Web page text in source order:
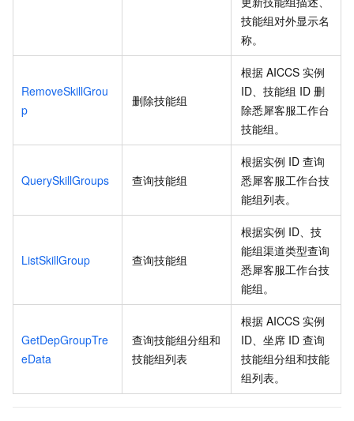
技能组对外显示名
称。
RemoveSkillGrou
p
删除技能组
根据 AICCS 实例
ID、技能组 ID 删
除悉犀客服工作台
技能组。
QuerySkillGroups 查询技能组
根据实例 ID 查询
悉犀客服工作台技
能组列表。
ListSkillGroup 查询技能组
根据实例 ID、技
能组渠道类型查询
悉犀客服工作台技
能组。
GetDepGroupTre
eData
查询技能组分组和
技能组列表
根据 AICCS 实例
ID、坐席 ID 查询
技能组分组和技能
组列表。